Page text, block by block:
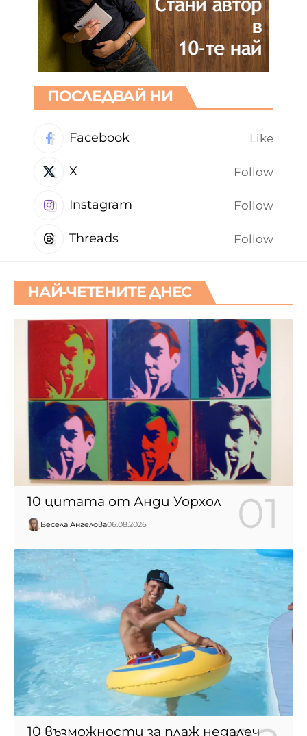
ПОСЛЕДВАЙ НИ
Facebook Like
X Follow
Instagram Follow
Threads Follow
НАЙ-ЧЕТЕНИТЕ ДНЕС
10 цитата от Анди Уорхол
Весела Ангелова06.08.2026
10 възможности за плаж недалеч